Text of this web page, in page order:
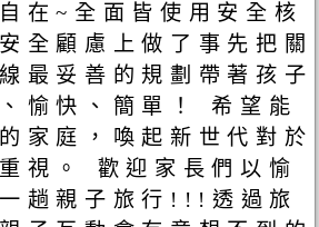
在~全面皆使用安全核
全顧慮上做了事先把關
最妥善的規劃帶著孩子
愉快、簡單！ 希望能
家庭，喚起新世代對於
視。 歡迎家長們以愉
趟親子旅行!!!透過旅